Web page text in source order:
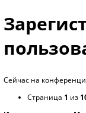
Сейчас на
Страница 1 из